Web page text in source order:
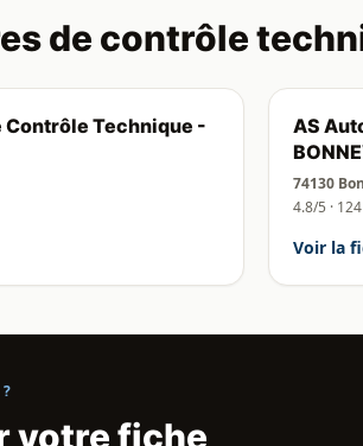
de contrôle
Technique -
AS
74130
4.8/5 ·
Voir la
votre fiche